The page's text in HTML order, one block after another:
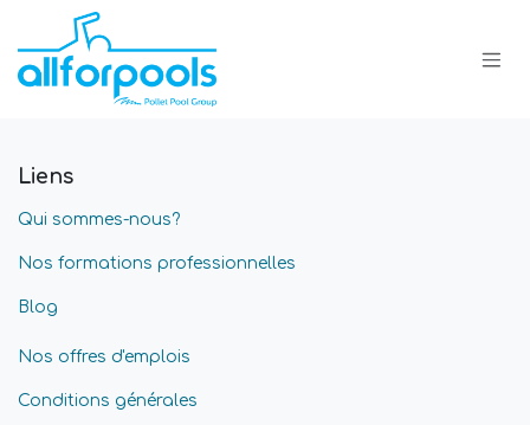
Se rendre au contenu
Liens
Qui sommes-nous?
Nos formations professionnelles
Blog
Nos offres d'emplois
Conditions générales